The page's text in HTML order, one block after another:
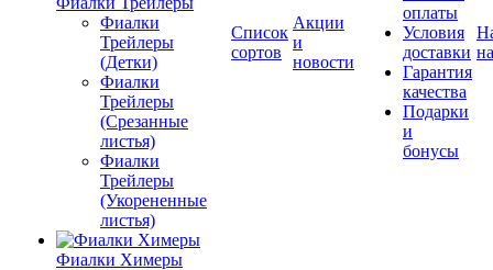
Фиалки
Трейлеры
(Детки)
Фиалки
Трейлеры
(Срезанные
листья)
Фиалки
Трейлеры
(Укорененные
листья)
Фиалки Химеры
Список
сортов
Акции
и
новости
оплаты
Условия
доставки
Гарантия
качества
Подарки
и
бонусы